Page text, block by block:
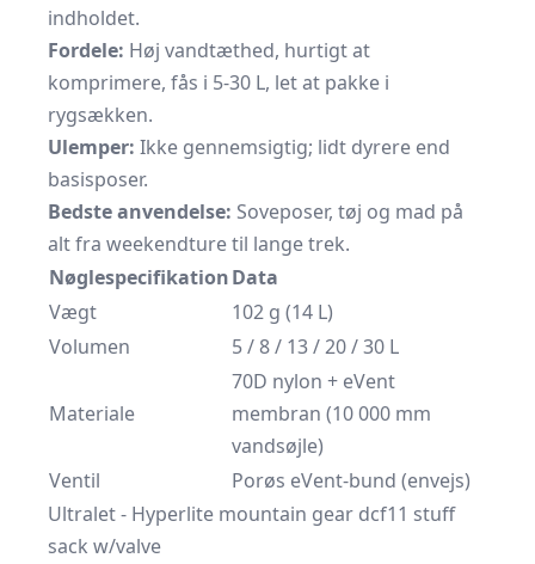
indholdet.
Fordele: Høj vandtæthed, hurtigt at
komprimere, fås i 5-30 L, let at pakke i
rygsækken.
Ulemper: Ikke gennemsigtig; lidt dyrere end
basisposer.
Bedste anvendelse: Soveposer, tøj og mad på
alt fra weekendture til lange trek.
NøglespecifikationData
Vægt
102 g (14 L)
Volumen
5 / 8 / 13 / 20 / 30 L
Materiale
70D nylon + eVent
membran (10 000 mm
vandsøjle)
Ventil
Porøs eVent-bund (envejs)
Ultralet - Hyperlite mountain gear dcf11 stuff
sack w/valve